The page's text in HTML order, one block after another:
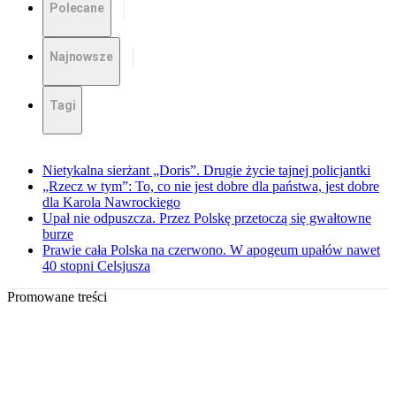
Polecane
Najnowsze
Tagi
Nietykalna sierżant „Doris”. Drugie życie tajnej policjantki
„Rzecz w tym”: To, co nie jest dobre dla państwa, jest dobre
dla Karola Nawrockiego
Upał nie odpuszcza. Przez Polskę przetoczą się gwałtowne
burze
Prawie cała Polska na czerwono. W apogeum upałów nawet
40 stopni Celsjusza
Promowane treści